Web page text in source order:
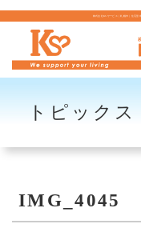
株式会社KSサービス｜札幌市｜住宅型
トピックス
IMG_4045